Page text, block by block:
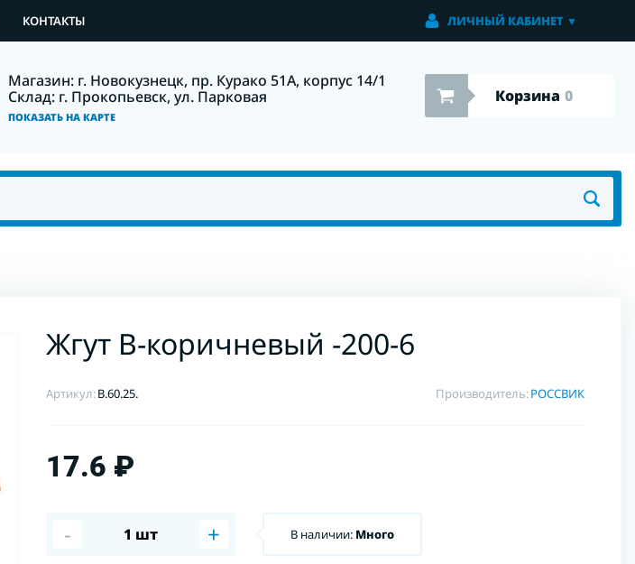
КОНТАКТЫ ЛИЧНЫЙ КАБИНЕТ ▼
Магазин: г. Новокузнецк, пр. Курако 51А, корпус 14/1
Склад: г. Прокопьевск, ул. Парковая
ПОКАЗАТЬ НА КАРТЕ
Корзина 0
Жгут B-коричневый -200-6
Артикул:B.60.25. Производитель:РОССВИК
17.6 ₽
- + В наличии: Много